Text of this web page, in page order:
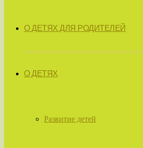
О ДЕТЯХ ДЛЯ РОДИТЕЛЕЙ
О ДЕТЯХ
Развитие детей